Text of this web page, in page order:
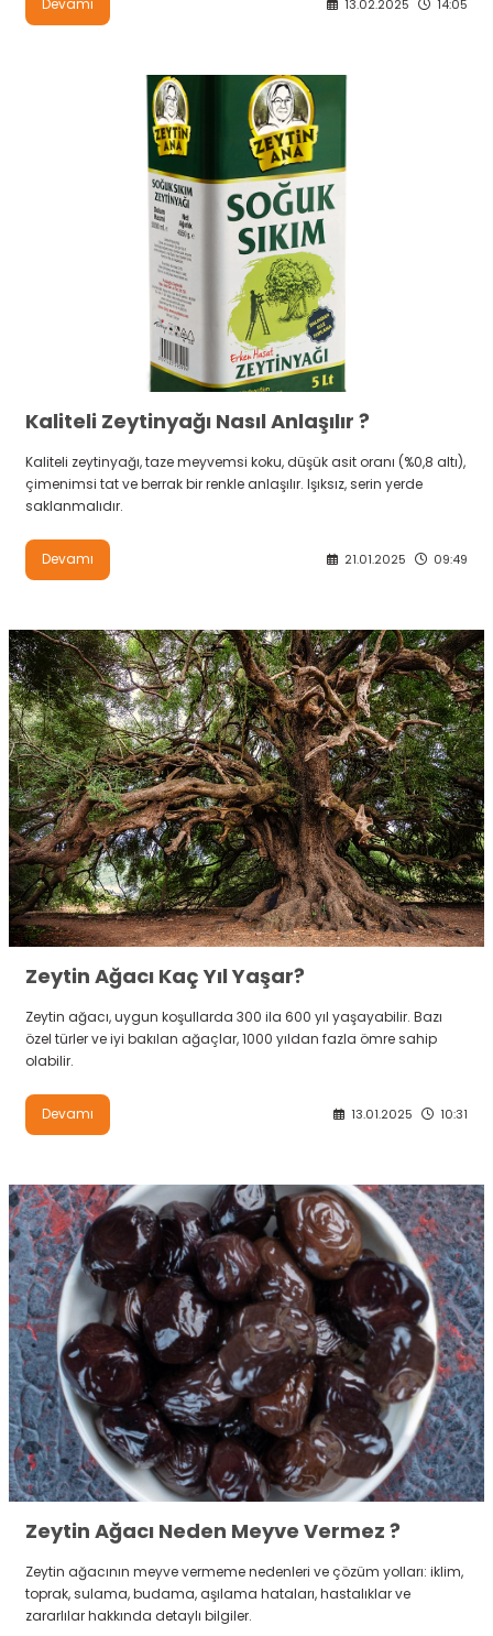
Devamı 13.02.2025 14:05
Kaliteli Zeytinyağı Nasıl Anlaşılır ?
Kaliteli zeytinyağı, taze meyvemsi koku, düşük asit oranı (%0,8 altı),
çimenimsi tat ve berrak bir renkle anlaşılır. Işıksız, serin yerde
saklanmalıdır.
Devamı 21.01.2025 09:49
Zeytin Ağacı Kaç Yıl Yaşar?
Zeytin ağacı, uygun koşullarda 300 ila 600 yıl yaşayabilir. Bazı
özel türler ve iyi bakılan ağaçlar, 1000 yıldan fazla ömre sahip
olabilir.
Devamı 13.01.2025 10:31
Zeytin Ağacı Neden Meyve Vermez ?
Zeytin ağacının meyve vermeme nedenleri ve çözüm yolları: iklim,
toprak, sulama, budama, aşılama hataları, hastalıklar ve
zararlılar hakkında detaylı bilgiler.